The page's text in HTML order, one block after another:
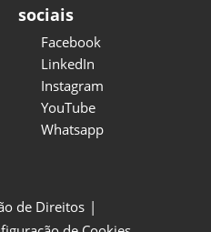
sociais
Facebook
LinkedIn
Instagram
YouTube
Whatsapp
de Direitos